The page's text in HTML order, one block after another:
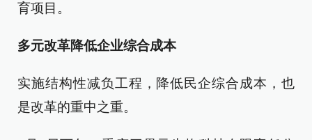
育项目。
多元改革降低企业综合成本
实施结构性减负工程，降低民企综合成本，也
是改革的重中之重。